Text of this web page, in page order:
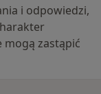
i odpowiedzi,
zastąpić